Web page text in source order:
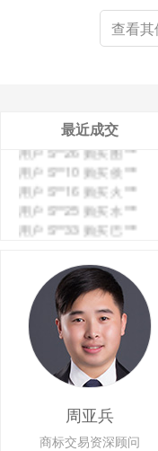
查看
最近成交
用户 S**5 购买 云***
用户 S**3 购买 K***
用户 S**9 购买 停***
用户 S**14 购买 宅***
用户 S**26 购买 图***
用户 S**10 购买 侯***
用户 S**16 购买 火***
用户 S**25 购买 水***
用户 S**33 购买 巴***
用户 S**80 购买 王***
用户 S**22 购买 茶***
用户 S**68 购买 俏***
周亚兵
商标交易资深顾问